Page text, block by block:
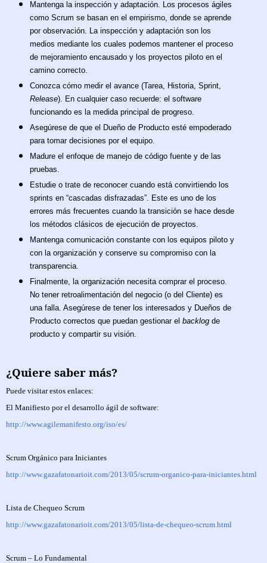
Mantenga la inspección y adaptación. Los procesos ágiles
como Scrum se basan en el empirismo, donde se aprende
por observación. La inspección y adaptación son los
medios mediante los cuales podemos mantener el proceso
de mejoramiento encausado y los proyectos piloto en el
camino correcto.
Conozca cómo medir el avance (Tarea, Historia, Sprint,
Release). En cualquier caso recuerde: el software
funcionando es la medida principal de progreso.
Asegúrese de que el Dueño de Producto esté empoderado
para tomar decisiones por el equipo.
Madure el enfoque de manejo de código fuente y de las
pruebas.
Estudie o trate de reconocer cuando está convirtiendo los
sprints en “cascadas disfrazadas”. Este es uno de los
errores más frecuentes cuando la transición se hace desde
los métodos clásicos de ejecución de proyectos.
Mantenga comunicación constante con los equipos piloto y
con la organización y conserve su compromiso con la
transparencia.
Finalmente, la organización necesita comprar el proceso.
No tener retroalimentación del negocio (o del Cliente) es
una falla. Asegúrese de tener los interesados y Dueños de
Producto correctos que puedan gestionar el backlogde
producto y compartir su visión.
¿Quiere saber más?
Puede visitar estos enlaces:
El Manifiesto por el desarrollo ágil de software:
http://www.agilemanifesto.org/iso/es/
Scrum Orgánico para Iniciantes
http://www.gazafatonarioit.com/2013/05/scrum-organico-para-iniciantes.html
Lista de Chequeo Scrum
http://www.gazafatonarioit.com/2013/05/lista-de-chequeo-scrum.html
Scrum – Lo Fundamental